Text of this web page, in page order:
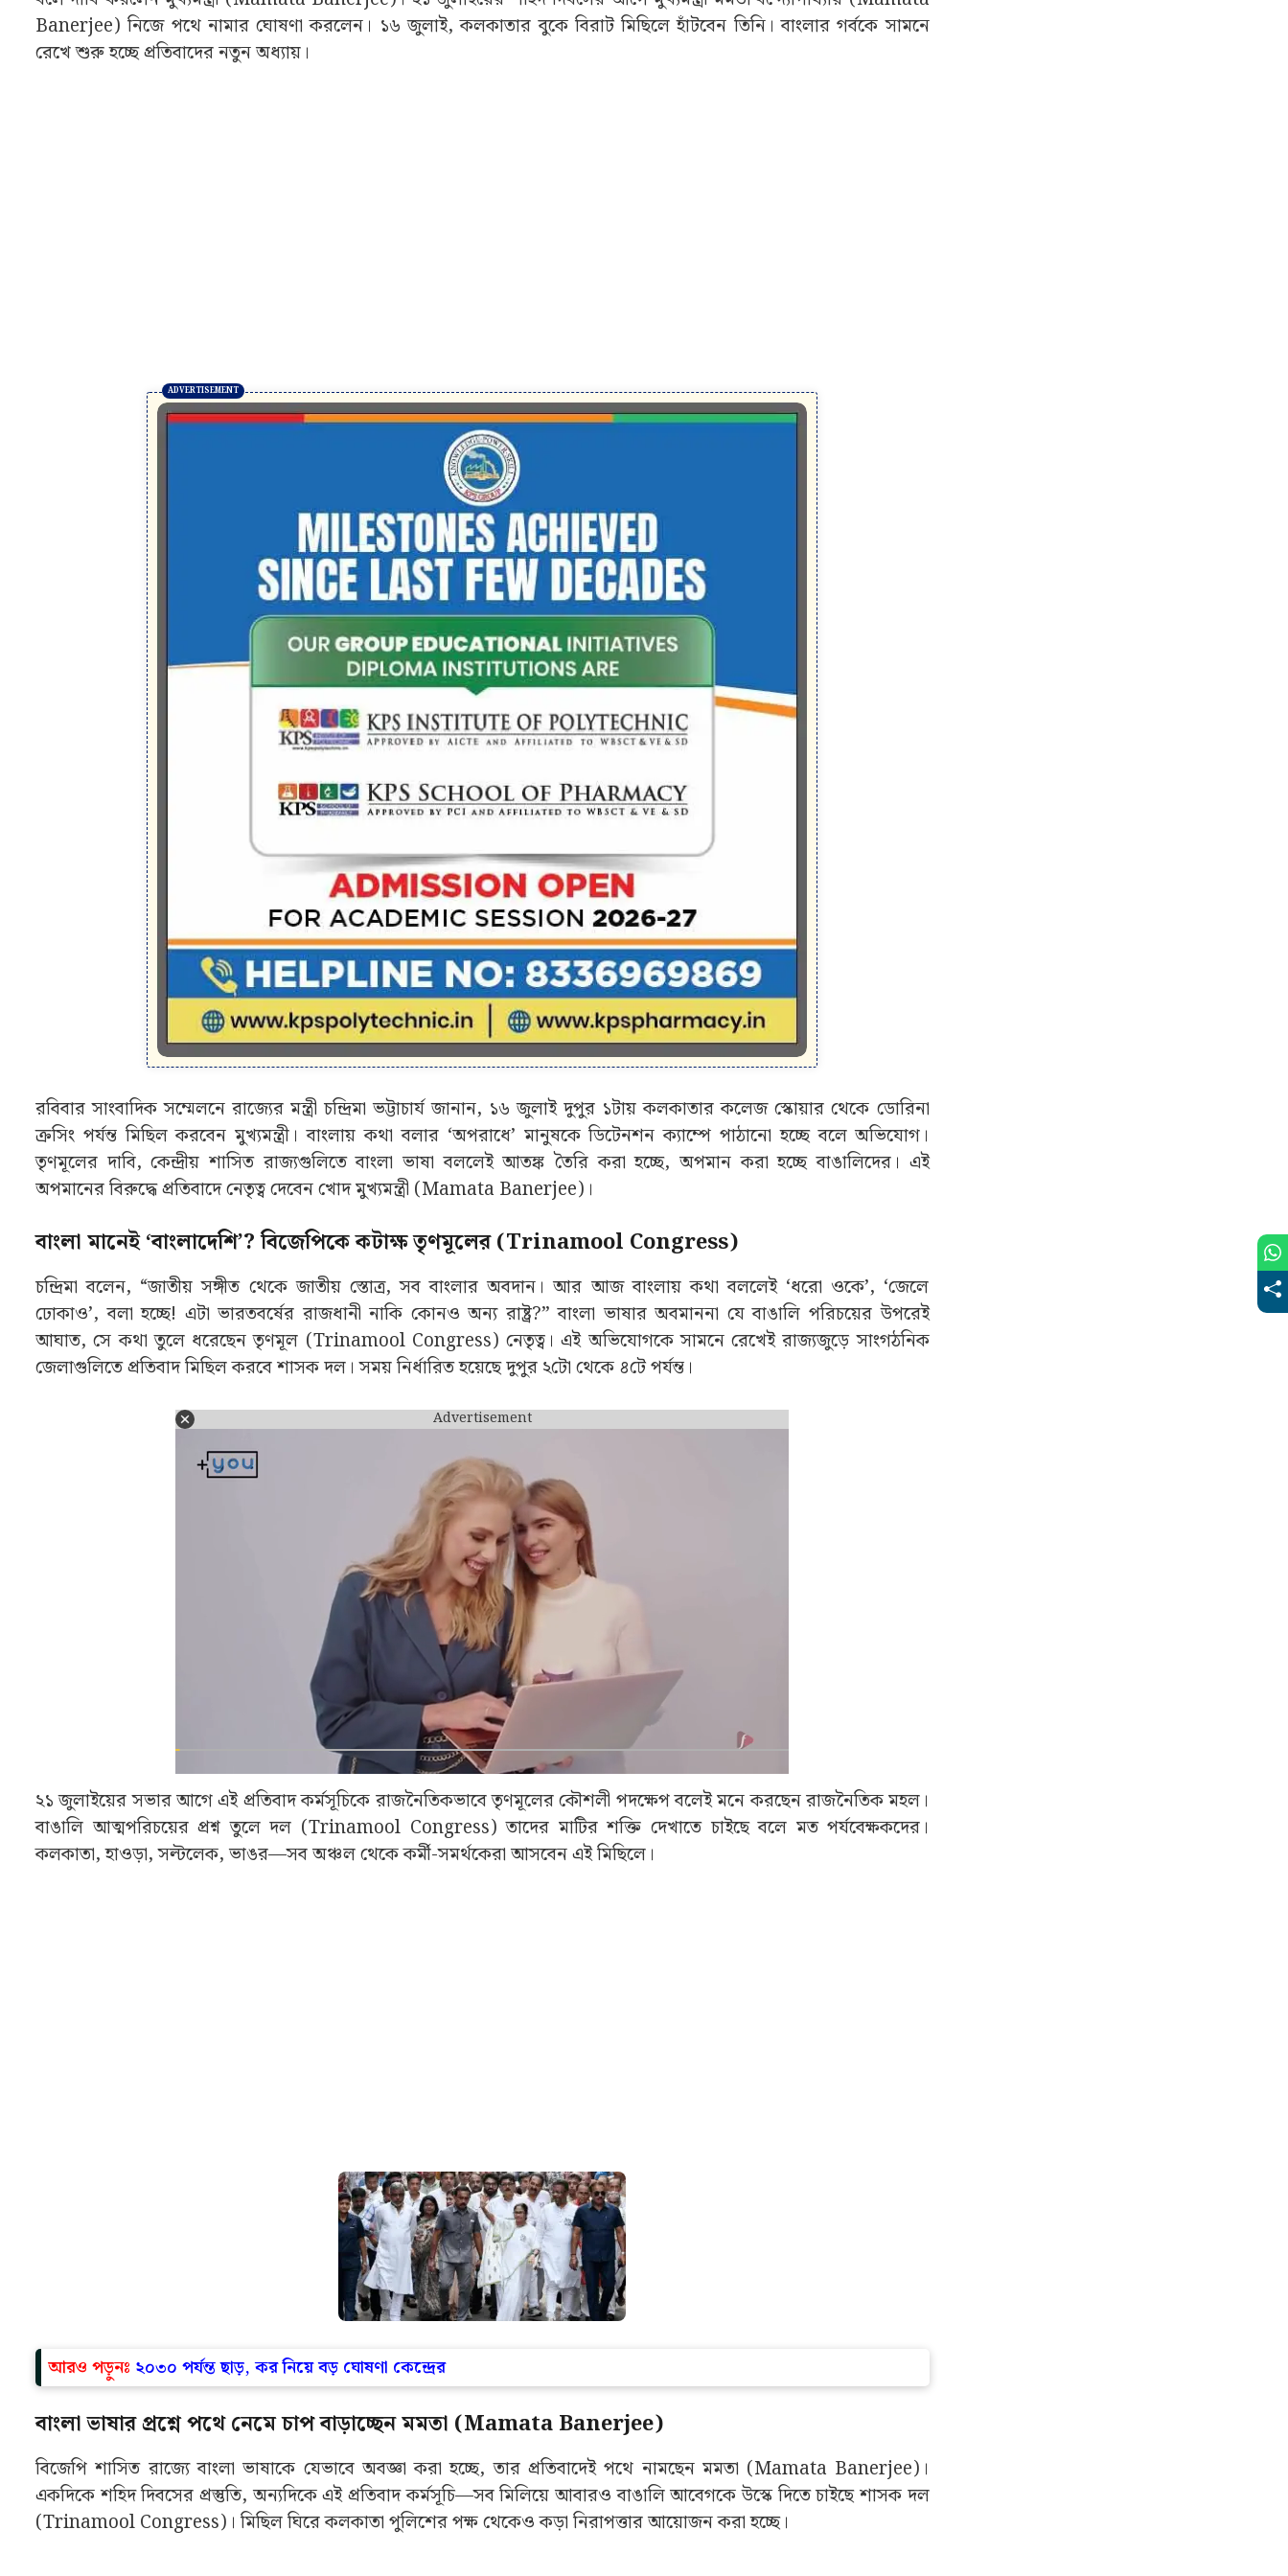
Banerjee) নিজে পথে নামার ঘোষণা করলেন। ১৬ জুলাই, কলকাতার বুকে বিরাট মিছিলে হাঁটবেন তিনি। বাংলার গর্বকে সামনে
রেখে শুরু হচ্ছে প্রতিবাদের নতুন অধ্যায়।
রবিবার সাংবাদিক সম্মেলনে রাজ্যের মন্ত্রী চন্দ্রিমা ভট্টাচার্য জানান, ১৬ জুলাই দুপুর ১টায় কলকাতার কলেজ স্কোয়ার থেকে ডোরিনা
ক্রসিং পর্যন্ত মিছিল করবেন মুখ্যমন্ত্রী। বাংলায় কথা বলার ‘অপরাধে’ মানুষকে ডিটেনশন ক্যাম্পে পাঠানো হচ্ছে বলে অভিযোগ।
তৃণমূলের দাবি, কেন্দ্রীয় শাসিত রাজ্যগুলিতে বাংলা ভাষা বললেই আতঙ্ক তৈরি করা হচ্ছে, অপমান করা হচ্ছে বাঙালিদের। এই
অপমানের বিরুদ্ধে প্রতিবাদে নেতৃত্ব দেবেন খোদ মুখ্যমন্ত্রী (Mamata Banerjee)।
বাংলা মানেই ‘বাংলাদেশি’? বিজেপিকে কটাক্ষ তৃণমূলের (Trinamool Congress)
চন্দ্রিমা বলেন, “জাতীয় সঙ্গীত থেকে জাতীয় স্তোত্র, সব বাংলার অবদান। আর আজ বাংলায় কথা বললেই ‘ধরো ওকে’, ‘জেলে
ঢোকাও’, বলা হচ্ছে! এটা ভারতবর্ষের রাজধানী নাকি কোনও অন্য রাষ্ট্র?” বাংলা ভাষার অবমাননা যে বাঙালি পরিচয়ের উপরেই
আঘাত, সে কথা তুলে ধরেছেন তৃণমূল (Trinamool Congress) নেতৃত্ব। এই অভিযোগকে সামনে রেখেই রাজ্যজুড়ে সাংগঠনিক
জেলাগুলিতে প্রতিবাদ মিছিল করবে শাসক দল। সময় নির্ধারিত হয়েছে দুপুর ২টো থেকে ৪টে পর্যন্ত।
Advertisement
২১ জুলাইয়ের সভার আগে এই প্রতিবাদ কর্মসূচিকে রাজনৈতিকভাবে তৃণমূলের কৌশলী পদক্ষেপ বলেই মনে করছেন রাজনৈতিক মহল।
বাঙালি আত্মপরিচয়ের প্রশ্ন তুলে দল (Trinamool Congress) তাদের মাটির শক্তি দেখাতে চাইছে বলে মত পর্যবেক্ষকদের।
কলকাতা, হাওড়া, সল্টলেক, ভাঙর—সব অঞ্চল থেকে কর্মী-সমর্থকেরা আসবেন এই মিছিলে।
আরও পড়ুনঃ ২০৩০ পর্যন্ত ছাড়, কর নিয়ে বড় ঘোষণা কেন্দ্রের
বাংলা ভাষার প্রশ্নে পথে নেমে চাপ বাড়াচ্ছেন মমতা (Mamata Banerjee)
বিজেপি শাসিত রাজ্যে বাংলা ভাষাকে যেভাবে অবজ্ঞা করা হচ্ছে, তার প্রতিবাদেই পথে নামছেন মমতা (Mamata Banerjee)।
একদিকে শহিদ দিবসের প্রস্তুতি, অন্যদিকে এই প্রতিবাদ কর্মসূচি—সব মিলিয়ে আবারও বাঙালি আবেগকে উস্কে দিতে চাইছে শাসক দল
(Trinamool Congress)। মিছিল ঘিরে কলকাতা পুলিশের পক্ষ থেকেও কড়া নিরাপত্তার আয়োজন করা হচ্ছে।